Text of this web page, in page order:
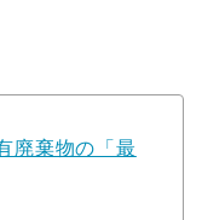
廃棄物の「最